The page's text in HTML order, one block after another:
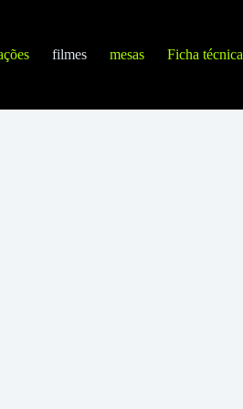
filmes mesas Ficha técnica